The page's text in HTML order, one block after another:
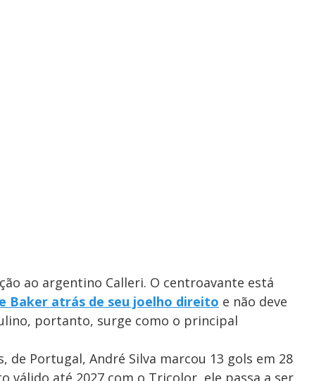
ao argentino Calleri. O centroavante está
Baker atrás de seu joelho direito e não deve
portanto, surge como o principal
Portugal, André Silva marcou 13 gols em 28
válido até 2027 com o Tricolor, ele passa a ser